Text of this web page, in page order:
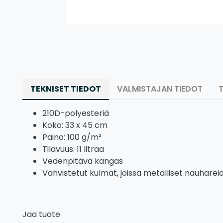
TEKNISET TIEDOT VALMISTAJAN TIEDOT
210D-polyesteriä
Koko: 33 x 45 cm
Paino: 100 g/m²
Tilavuus: 11 litraa
Vedenpitävä kangas
Vahvistetut kulmat, joissa metalliset
Jaa tuote